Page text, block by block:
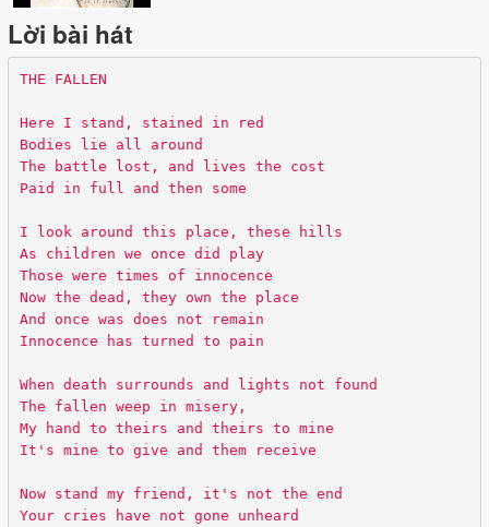
Lời bài hát
THE FALLEN
Here I stand, stained in red
Bodies lie all around
The battle lost, and lives the cost
Paid in full and then some
I look around this place, these hills
As children we once did play
Those were times of innocence
Now the dead, they own the place
And once was does not remain
Innocence has turned to pain
When death surrounds and lights not found
The fallen weep in misery,
My hand to theirs and theirs to mine
It's mine to give and them receive
Now stand my friend, it's not the end
Your cries have not gone unheard